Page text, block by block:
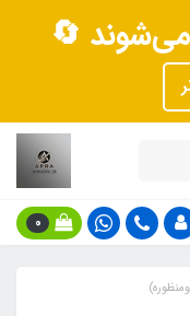
می‌شوند 🔄
0